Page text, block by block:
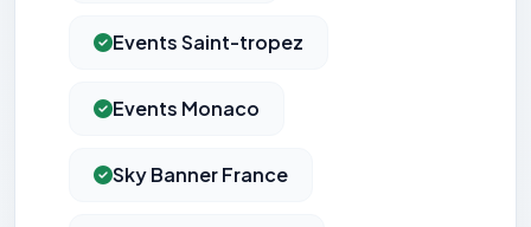
Events Saint-tropez
Events Monaco
Sky Banner France